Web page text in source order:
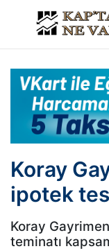
Koray
ipotek
Koray
teminatı